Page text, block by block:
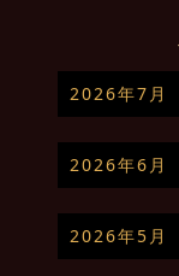
2026年7月
2026年6月
2026年5月